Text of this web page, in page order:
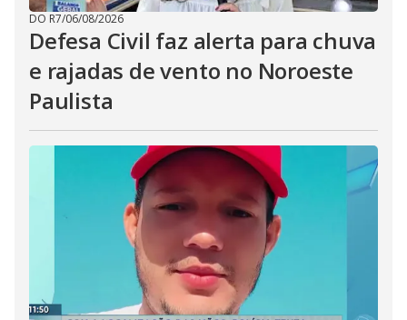
DO R7/06/08/2026
Defesa Civil faz alerta para chuva
e rajadas de vento no Noroeste
Paulista